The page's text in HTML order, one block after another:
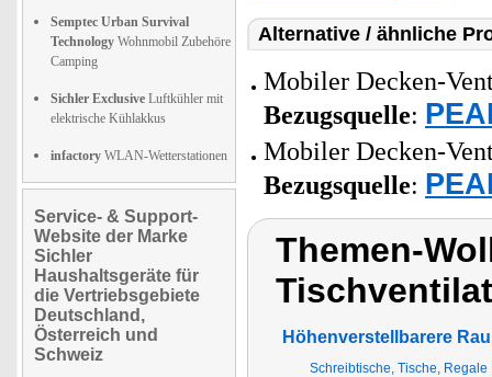
Semptec Urban Survival
Technology Wohnmobil Zubehöre
Camping
Sichler Exclusive Luftkühler mit
elektrische Kühlakkus
infactory WLAN-Wetterstationen
Service- & Support-
Website der Marke
Sichler
Haushaltsgeräte für
die Vertriebsgebiete
Deutschland,
Österreich und
Schweiz
Alternative / ähnliche
Mobiler Decken-
Bezugsquelle:
Mobiler Decken-
Bezugsquelle:
Themen-
Höhenverstellbarere
Schreibtische, Tische,